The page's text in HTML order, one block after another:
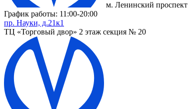
м. Ленинский проспект
График работы: 11:00-20:00
пр. Науки, д.21к1
ТЦ «Торговый двор» 2 этаж секция № 20